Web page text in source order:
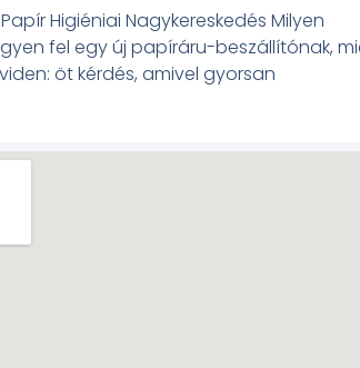
Papír Higiéniai Nagykereskedés Milyen
fel egy új papíráru-beszállítónak,
öt kérdés, amivel gyorsan